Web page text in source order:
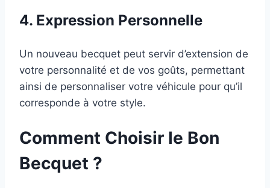
4. Expression Personnelle
Un nouveau becquet peut servir d’extension de
votre personnalité et de vos goûts, permettant
ainsi de personnaliser votre véhicule pour qu’il
corresponde à votre style.
Comment Choisir le Bon
Becquet ?